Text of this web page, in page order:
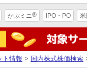
かぶミニ® IPO・PO
ト情報 > 国内株式株価検索